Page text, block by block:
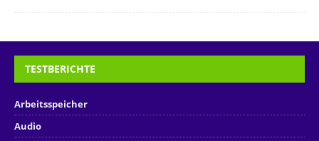
TESTBERICHTE
Arbeitsspeicher
Audio